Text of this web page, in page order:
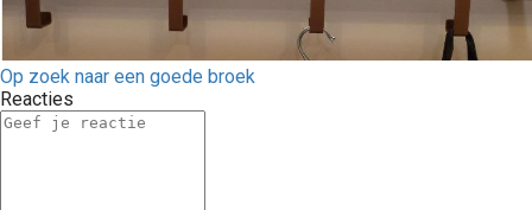
Op zoek naar een goede broek
Reacties